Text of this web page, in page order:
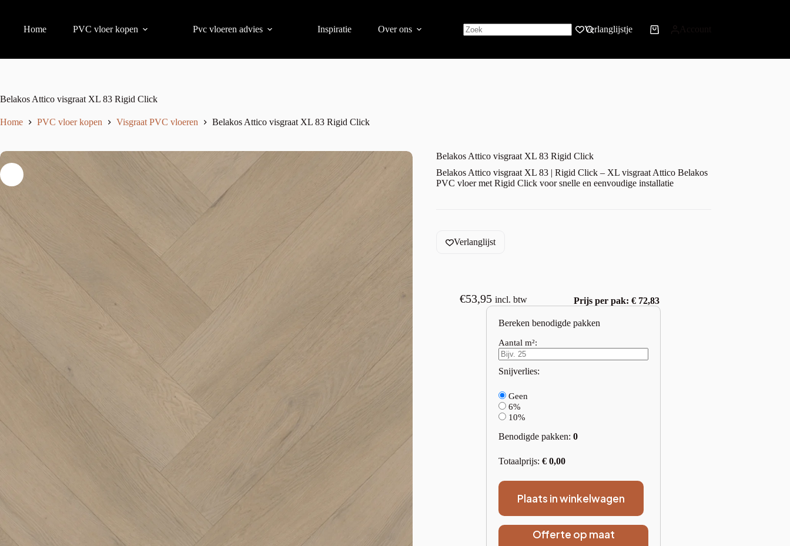
Home PVC vloer kopen Pvc vloeren advies Inspiratie Over ons Verlanglijstje
Belakos Attico visgraat XL 83 Rigid Click
Home PVC vloer kopen Visgraat PVC vloeren Belakos Attico visgraat XL 83 Rigid Click
Belakos Attico visgraat XL 83 Rigid Click
Belakos Attico visgraat XL 83 | Rigid Click – XL visgraat Attico Belakos
PVC vloer met Rigid Click voor snelle en eenvoudige installatie
Verlanglijst
€53,95 incl. btw Prijs per pak: € 72,83
Bereken benodigde pakken
Aantal m²:
Snijverlies:
Geen
6%
10%
Benodigde pakken:0
Totaalprijs:€0,00
Plaats in winkelwagen
Offerte op maat